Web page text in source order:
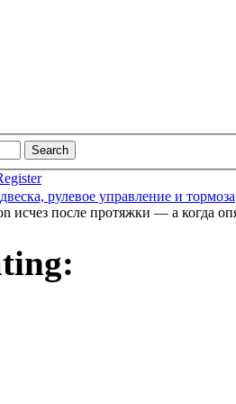
рулевое управление и тормоза
исчез после протяжки — а когда